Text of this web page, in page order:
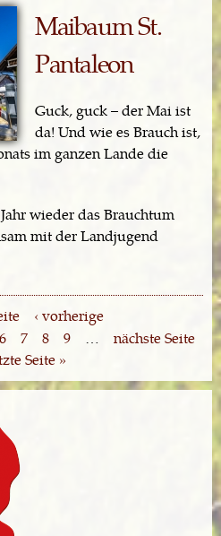
Maibaum St.
Pantaleon
Guck, guck – der Mai ist
da! Und wie es Brauch ist,
im ganzen Lande die
wieder das Brauchtum
mit der Landjugend
‹ vorherige
6 7 8 9
nächste Seite
Seite »